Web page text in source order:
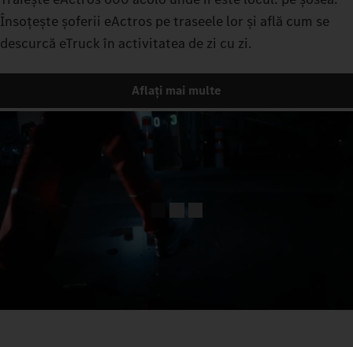
Însoțește șoferii eActros pe traseele lor și află cum se
descurcă eTruck în activitatea de zi cu zi.
Aflați mai multe